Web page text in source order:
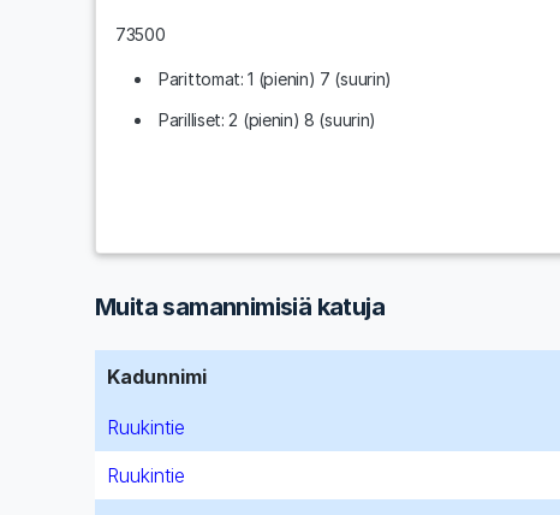
73500
Parittomat: 1 (pienin) 7 (suurin)
Parilliset: 2 (pienin) 8 (suurin)
Muita samannimisiä katuja
Kadunnimi
Ruukintie
Ruukintie